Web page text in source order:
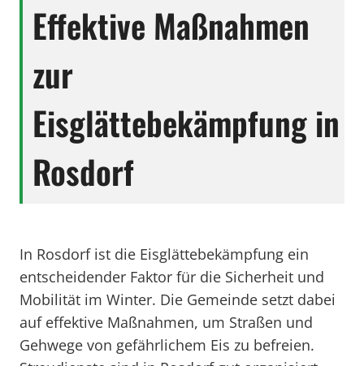
Effektive Maßnahmen
zur
Eisglättebekämpfung in
Rosdorf
In Rosdorf ist die Eisglättebekämpfung ein
entscheidender Faktor für die Sicherheit und
Mobilität im Winter. Die Gemeinde setzt dabei
auf effektive Maßnahmen, um Straßen und
Gehwege von gefährlichem Eis zu befreien.